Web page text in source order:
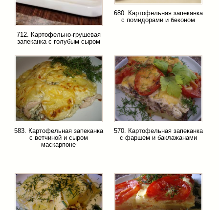
712. Картофельно-грушевая
запеканка с голубым сыром
680. Картофельная запеканка
с помидорами и беконом
583. Картофельная запеканка
с ветчиной и сыром
маскарпоне
570. Картофельная запеканка
с фаршем и баклажанами